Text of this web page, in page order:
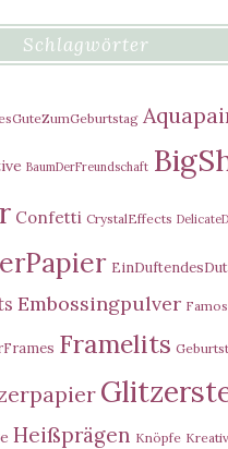
Schlagwörter
BaumDerFreundschaft
Confetti CrystalEffects
Embossingpulver
Framelits
Heißprägen Knöpfe